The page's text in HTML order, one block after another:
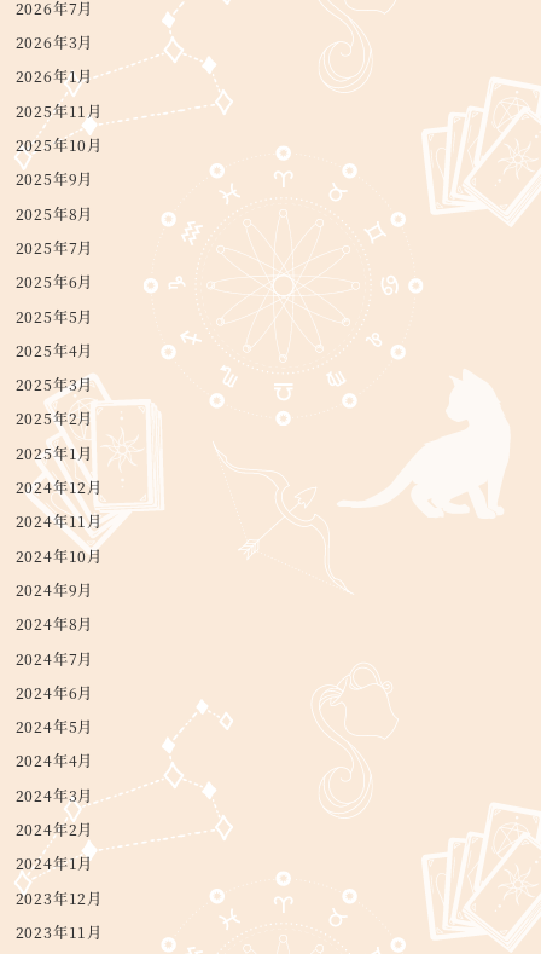
2026年7月
2026年3月
2026年1月
2025年11月
2025年10月
2025年9月
2025年8月
2025年7月
2025年6月
2025年5月
2025年4月
2025年3月
2025年2月
2025年1月
2024年12月
2024年11月
2024年10月
2024年9月
2024年8月
2024年7月
2024年6月
2024年5月
2024年4月
2024年3月
2024年2月
2024年1月
2023年12月
2023年11月